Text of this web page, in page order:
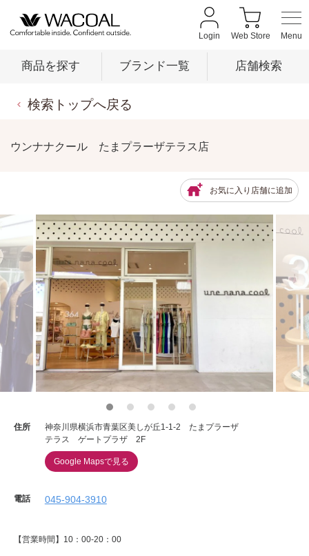
Login Web Store
商品を探す ブランド一覧 店舗検索
店舗検索
新着情報
重要なお知らせ
お知らせ
ワコールウェブストア
公式アプリ
ニュース＆トピックス
検索トップへ戻る
ウンナナクール たまプラーザテラス店
お気に入り店舗に追加
住所
神奈川県横浜市青葉区美しが丘1-1-2 たまプラーザ
テラス ゲートプラザ 2F
Google Mapsで見る
電話 045-904-3910
【営業時間】10：00-20：00